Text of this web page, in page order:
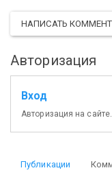
НАПИСАТЬ
Авторизация
Вход
Авторизация на сайте.
Публикации